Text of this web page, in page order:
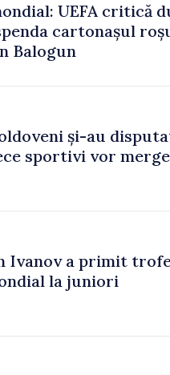
UEFA critică
cartonașul
Balogun
și-au
sportivi vor
Ivanov a primit
la juniori